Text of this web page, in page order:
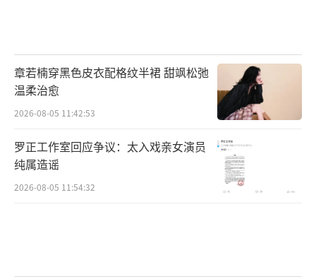
期他们带着这份欢乐哲学继续前行，在海南的
碧海蓝天间，究竟解锁了怎样的奇遇？答案藏
在每周六日中午的爱奇艺、腾讯视频，一起见
证这场爆笑的中俄国际联欢。
（责任编辑：李劲 CK00
5）
章若楠穿黑色皮衣配格纹半裙 甜飒松弛
温柔治愈
2026-08-05 11:42:53
罗正工作室回应争议：太入戏亲女演员
纯属造谣
2026-08-05 11:54:32